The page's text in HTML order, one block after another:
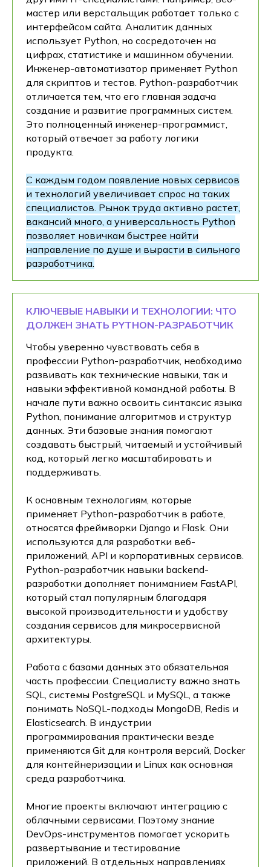
мастер или верстальщик работает только с
интерфейсом сайта. Аналитик данных
использует Python, но сосредоточен на
цифрах, статистике и машинном обучении.
Инженер-автоматизатор применяет Python
для скриптов и тестов. Python-разработчик
отличается тем, что его главная задача
создание и развитие программных систем.
Это полноценный инженер-программист,
который отвечает за работу логики
продукта.
С каждым годом появление новых сервисов
и технологий увеличивает спрос на таких
специалистов. Рынок труда активно растет,
вакансий много, а универсальность Python
позволяет новичкам быстрее найти
направление по душе и вырасти в сильного
разработчика.
КЛЮЧЕВЫЕ НАВЫКИ И ТЕХНОЛОГИИ: ЧТО
ДОЛЖЕН ЗНАТЬ PYTHON-РАЗРАБОТЧИК
Чтобы уверенно чувствовать себя в
профессии Python-разработчик, необходимо
развивать как технические навыки, так и
навыки эффективной командной работы. В
начале пути важно освоить синтаксис языка
Python, понимание алгоритмов и структур
данных. Эти базовые знания помогают
создавать быстрый, читаемый и устойчивый
код, который легко масштабировать и
поддерживать.
К основным технологиям, которые
применяет Python-разработчик в работе,
относятся фреймворки Django и Flask. Они
используются для разработки веб-
приложений, API и корпоративных сервисов.
Python-разработчик навыки backend-
разработки дополняет пониманием FastAPI,
который стал популярным благодаря
высокой производительности и удобству
создания сервисов для микросервисной
архитектуры.
Работа с базами данных это обязательная
часть профессии. Специалисту важно знать
SQL, системы PostgreSQL и MySQL, а также
понимать NoSQL-подходы MongoDB, Redis и
Elasticsearch. В индустрии
программирования практически везде
применяются Git для контроля версий, Docker
для контейнеризации и Linux как основная
среда разработчика.
Многие проекты включают интеграцию с
облачными сервисами. Поэтому знание
DevOps-инструментов помогает ускорить
развертывание и тестирование
приложений. В отдельных направлениях